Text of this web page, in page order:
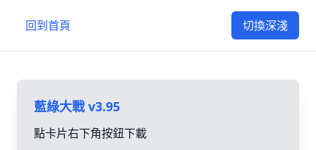
回到首頁 切換深淺
藍綠大戰 v3.95
點卡片右下角按鈕下載